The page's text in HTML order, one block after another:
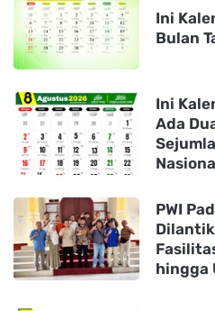
Ini
Bulan
Ini
Ada
PWI
hingga